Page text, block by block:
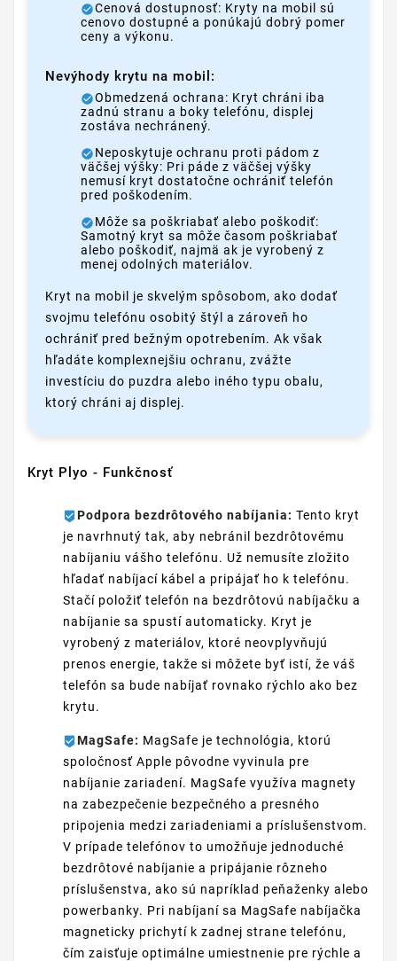
Cenová dostupnosť: Kryty na mobil sú
cenovo dostupné a ponúkajú dobrý pomer
ceny a výkonu.
Nevýhody krytu na mobil:
Obmedzená ochrana: Kryt chráni iba
zadnú stranu a boky telefónu, displej
zostáva nechránený.
Neposkytuje ochranu proti pádom z
väčšej výšky: Pri páde z väčšej výšky
nemusí kryt dostatočne ochrániť telefón
pred poškodením.
Môže sa poškriabať alebo poškodiť:
Samotný kryt sa môže časom poškriabať
alebo poškodiť, najmä ak je vyrobený z
menej odolných materiálov.
Kryt na mobil je skvelým spôsobom, ako dodať
svojmu telefónu osobitý štýl a zároveň ho
ochrániť pred bežným opotrebením. Ak však
hľadáte komplexnejšiu ochranu, zvážte
investíciu do puzdra alebo iného typu obalu,
ktorý chráni aj displej.
Kryt Plyo - Funkčnosť
Podpora bezdrôtového nabíjania: Tento kryt
je navrhnutý tak, aby nebránil bezdrôtovému
nabíjaniu vášho telefónu. Už nemusíte zložito
hľadať nabíjací kábel a pripájať ho k telefónu.
Stačí položiť telefón na bezdrôtovú nabíjačku a
nabíjanie sa spustí automaticky. Kryt je
vyrobený z materiálov, ktoré neovplyvňujú
prenos energie, takže si môžete byť istí, že váš
telefón sa bude nabíjať rovnako rýchlo ako bez
krytu.
MagSafe: MagSafe je technológia, ktorú
spoločnosť Apple pôvodne vyvinula pre
nabíjanie zariadení. MagSafe využíva magnety
na zabezpečenie bezpečného a presného
pripojenia medzi zariadeniami a príslušenstvom.
V prípade telefónov to umožňuje jednoduché
bezdrôtové nabíjanie a pripájanie rôzneho
príslušenstva, ako sú napríklad peňaženky alebo
powerbanky. Pri nabíjaní sa MagSafe nabíjačka
magneticky prichytí k zadnej strane telefónu,
čím zaisťuje optimálne umiestnenie pre rýchle a